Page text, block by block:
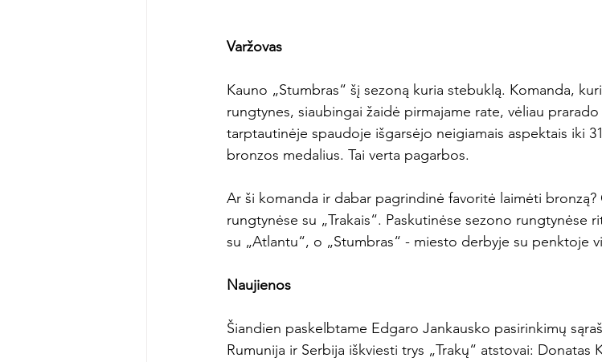
Varžovas
Kauno „Stumbras“ šį sezoną kuria stebuklą. Komanda,
rungtynes, siaubingai žaidė pirmajame rate, vėliau
tarptautinėje spaudoje išgarsėjo neigiamais aspektais iki
bronzos medalius. Tai verta pagarbos.
Ar ši komanda ir dabar pagrindinė favoritė laimėti bronzą?
rungtynėse su „Trakais“. Paskutinėse sezono rungtynėse
su „Atlantu“, o „Stumbras“ - miesto derbyje su penktoje
Naujienos
Šiandien paskelbtame Edgaro Jankausko pasirinkimų
Rumunija ir Serbija iškviesti trys „Trakų“ atstovai: Donatas